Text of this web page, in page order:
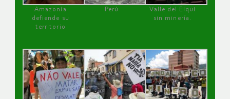
Amazonía
defiende su
territorio
Perú
Valle del Elqui
sin minería.